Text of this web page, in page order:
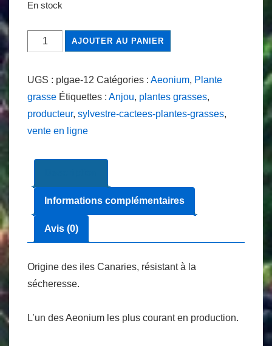
En stock
quantité
de
arboreum
AJOUTER AU PANIER
UGS : plgae-12 Catégories : Aeonium, Plante
grasse Étiquettes : Anjou, plantes grasses,
producteur, sylvestre-cactees-plantes-grasses,
vente en ligne
Informations complémentaires
Avis (0)
Origine des iles Canaries, résistant à la
sécheresse.
L’un des Aeonium les plus courant en production.